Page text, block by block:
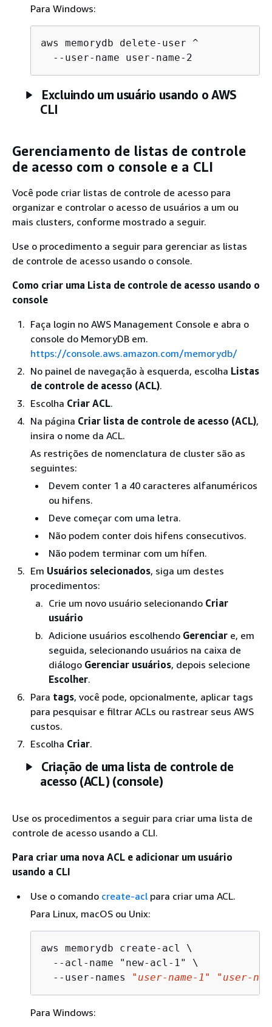
Para Windows:
aws memorydb delete-user ^
Excluindo um usuário usando o AWS
CLI
Gerenciamento de listas de controle
de acesso com o console e a CLI
Você pode criar listas de controle de acesso para
organizar e controlar o acesso de usuários a um ou
mais clusters, conforme mostrado a seguir.
Use o procedimento a seguir para gerenciar as listas
de controle de acesso usando o console.
Como criar uma Lista de controle de acesso usando o
console
Faça login no AWS Management Console e abra o
console do MemoryDB em.
https://console.aws.amazon.com/memorydb/
No painel de navegação à esquerda, escolha Listas
de controle de acesso (ACL).
Escolha Criar ACL.
Na página Criar lista de controle de acesso (ACL),
insira o nome da ACL.
As restrições de nomenclatura de cluster são as
seguintes:
Devem conter 1 a 40 caracteres alfanuméricos
ou hifens.
Deve começar com uma letra.
Não podem conter dois hifens consecutivos.
Não podem terminar com um hífen.
Em Usuários selecionados, siga um destes
procedimentos:
Crie um novo usuário selecionando Criar
usuário
Adicione usuários escolhendo Gerenciar e, em
seguida, selecionando usuários na caixa de
diálogo Gerenciar usuários, depois selecione
Escolher.
Para tags, você pode, opcionalmente, aplicar tags
para pesquisar e filtrar ACLs ou rastrear seus AWS
custos.
Escolha Criar.
Criação de uma lista de controle de
acesso (ACL) (console)
Use os procedimentos a seguir para criar uma lista de
controle de acesso usando a CLI.
Para criar uma nova ACL e adicionar um usuário
usando a CLI
Use o comando create-acl para criar uma ACL.
Para Linux, macOS ou Unix:
aws memorydb create-acl \
  --acl-name "new-acl-1" \
  --user-names
"user-name-1" "user-
Para Windows: